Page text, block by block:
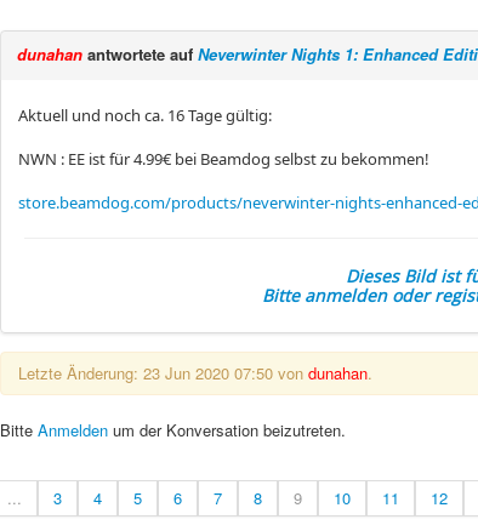
dunahan antwortete aufNeverwinter Nights 1: Enhanced
Aktuell und noch ca. 16 Tage gültig:
NWN : EE ist für 4.99€ bei Beamdog selbst zu bekommen!
store.beamdog.com/products/neverwinter-nights-enhanced-
Dieses Bild ist
Bitte anmelden oder
Letzte Änderung: 23 Jun 2020 07:50 vondunahan.
BitteAnmelden um der Konversation beizutreten.
... 3 4 5 6 7 8 9 10 11 12